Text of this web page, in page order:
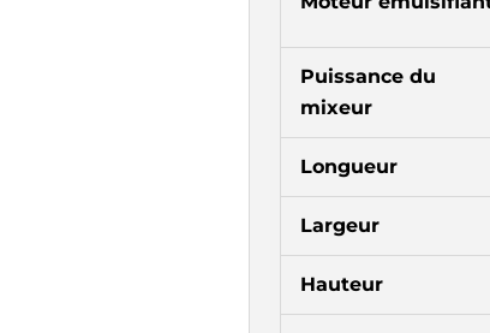
Puissance du
mixeur
Longueur
Largeur
Hauteur